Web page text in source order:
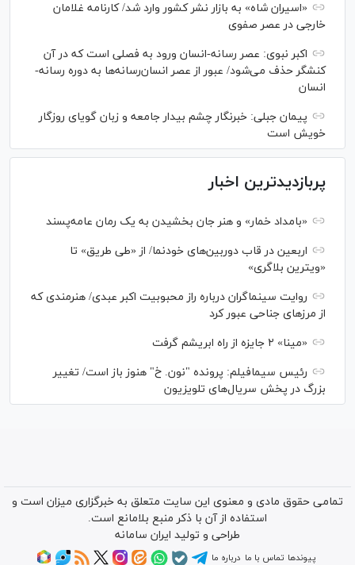
«اسیران شاه» به بازار نشر کشور وارد شد/ کارنامه غلامان
خارجی در عصر صفوی
اکبر نبوی: عصر رسانه-انسان ورود به فصلی است که در آن
کنشگر حذف می‌شود/ عبور از عصر انسان‌رسانه‌ها به دوره رسانه-
انسان
پیمان جبلی: خبرنگار چشم بیدار جامعه و زبان گویای روزگار
خویش است
پربازدیدترین اخبار
«بامداد خمار» و هنر جان بخشیدن به یک رمان عامه‌پسند
اربعین در قاب دوربین‌های خودنما/ از «طی طریق» تا
«ویترین بلاگری»
روایت سینماگران درباره راز محبوبیت اکبر عبدی/ هنرمندی که
از مرزهای جناحی عبور کرد
«مینا» ۲ جایزه از راه ابریشم گرفت
رئیس سیمافیلم: پرونده "نون. خ" هنوز باز است/ تغییر
بزرگ در پخش سریال‌های تلویزیون
تمامی حقوق مادی و معنوی این سایت متعلق به خبرگزاری میزان است و
استفاده از آن با ذکر منبع بلامانع است.
طراحی و تولید ایران سامانه
پیوندها تماس با ما درباره ما